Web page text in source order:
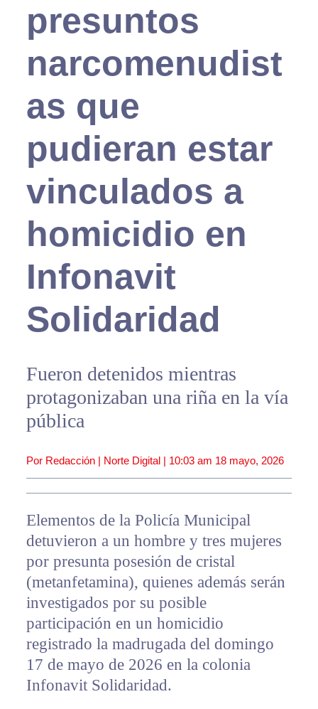
presuntos
narcomenudist
as que
pudieran estar
vinculados a
homicidio en
Infonavit
Solidaridad
Fueron detenidos mientras
protagonizaban una riña en la vía
pública
Por Redacción | Norte Digital | 10:03 am 18 mayo, 2026
Elementos de la Policía Municipal
detuvieron a un hombre y tres mujeres
por presunta posesión de cristal
(metanfetamina), quienes además serán
investigados por su posible
participación en un homicidio
registrado la madrugada del domingo
17 de mayo de 2026 en la colonia
Infonavit Solidaridad.